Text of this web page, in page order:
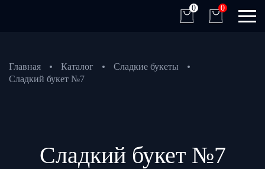
0 0
Главная Каталог
Сладкие букеты
Сладкий букет №7
Сладкий букет №7